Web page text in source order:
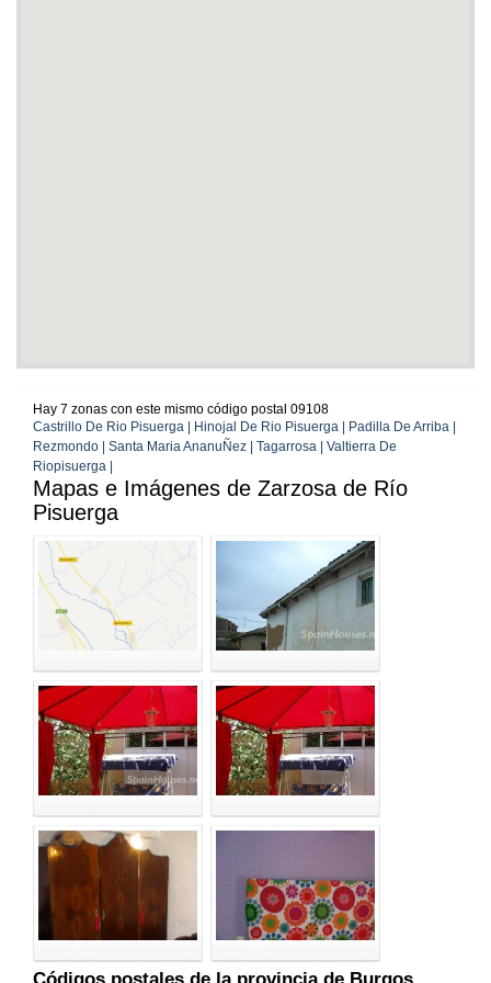
Hay 7 zonas con este mismo código postal 09108
Castrillo De Rio Pisuerga | Hinojal De Rio Pisuerga | Padilla De Arriba |
Rezmondo | Santa Maria AnanuÑez | Tagarrosa | Valtierra De
Riopisuerga |
Mapas e Imágenes de Zarzosa de Río
Pisuerga